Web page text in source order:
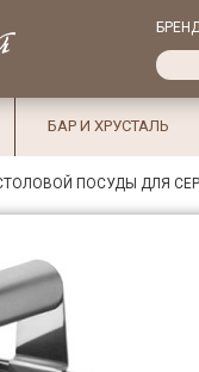
БАР И ХРУСТАЛЬ
ПОСУДЫ ДЛЯ